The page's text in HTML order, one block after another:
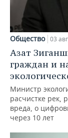
Общество 03
Азат
граждан и
Министр
расчистке рек,
вреда, о
через 10 лет